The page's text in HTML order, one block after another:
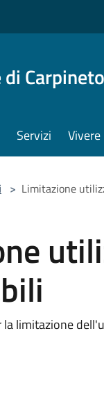
di
Servizi
> Limitazione
la limitazione